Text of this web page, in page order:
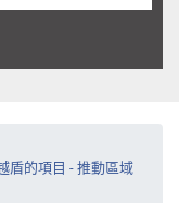
盾的項目 - 推動區域